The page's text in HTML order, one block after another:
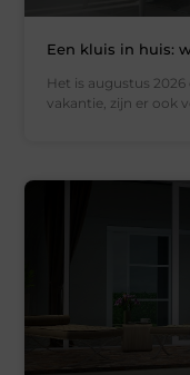
Een kluis in huis:
Het is augustus
vakantie, zijn er ook